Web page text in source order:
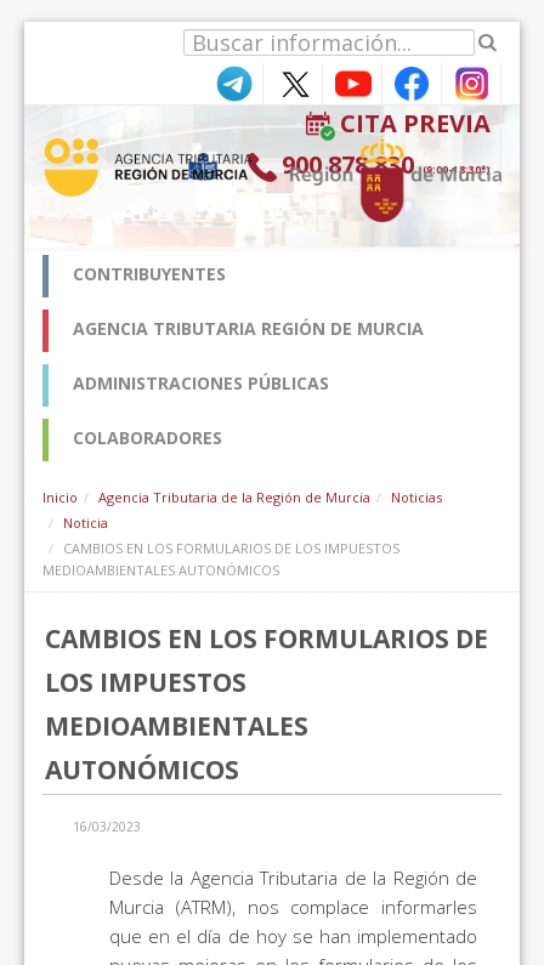
CITA PREVIA
900 878 830 (9:00-18:30*)
CONTRIBUYENTES
AGENCIA TRIBUTARIA REGIÓN DE MURCIA
ADMINISTRACIONES PÚBLICAS
COLABORADORES
Inicio Agencia Tributaria de la Región de Murcia
Noticias
Noticia
CAMBIOS EN LOS FORMULARIOS DE LOS IMPUESTOS
MEDIOAMBIENTALES AUTONÓMICOS
CAMBIOS EN LOS FORMULARIOS DE
LOS IMPUESTOS
MEDIOAMBIENTALES
AUTONÓMICOS
16/03/2023
Desde la Agencia Tributaria de la Región de
Murcia (ATRM), nos complace informarles
que en el día de hoy se han implementado